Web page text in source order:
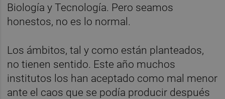
Biología y Tecnología. Pero seamos
honestos, no es lo normal.
Los ámbitos, tal y como están planteados,
no tienen sentido. Este año muchos
institutos los han aceptado como mal menor
ante el caos que se podía producir después